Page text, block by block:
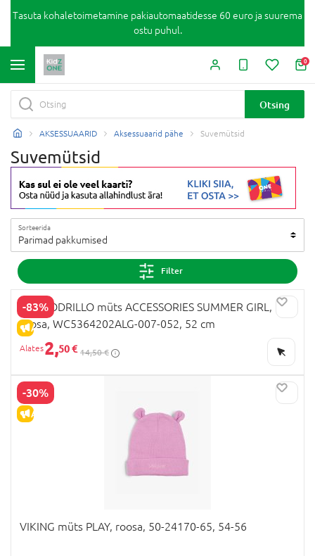
Tasuta kohaletoimetamine pakiautomaatidesse 60 euro ja suurema
ostu puhul.
0
Otsing
AKSESSUAARID Aksessuaarid pähe Suvemütsid
Suvemütsid
Sorteerida
Parimad pakkumised
Filter
-83%
ALLAHINDLUS
COCCODRILLO müts ACCESSORIES SUMMER GIRL,
roosa, WC5364202ALG-007-052, 52 cm
2,50 € 14,50 €
-30%
ALLAHINDLUS
VIKING müts PLAY, roosa, 50-24170-65, 54-56